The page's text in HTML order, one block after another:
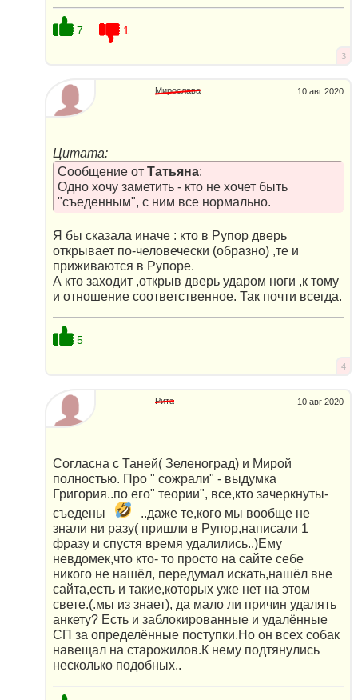
7 1
3
10 авг 2020
Мирослава
Цитата:
Сообщение от Татьяна:
Одно хочу заметить - кто не хочет быть
"съеденным", с ним все нормально.
Я бы сказала иначе : кто в Рупор дверь
открывает по-человечески (образно) ,те и
приживаются в Рупоре.
А кто заходит ,открыв дверь ударом ноги ,к тому
и отношение соответственное. Так почти всегда.
5
4
10 авг 2020
Рита
Согласна с Таней( Зеленоград) и Мирой
полностью. Про " сожрали" - выдумка
Григория..по его" теории", все,кто зачеркнуты-
съедены
..даже те,кого мы вообще не
знали ни разу( пришли в Рупор,написали 1
фразу и спустя время удалились..)Ему
невдомек,что кто- то просто на сайте себе
никого не нашёл, передумал искать,нашёл вне
сайта,есть и такие,которых уже нет на этом
свете.(.мы из знает), да мало ли причин удалять
анкету? Есть и заблокированные и удалённые
СП за определённые поступки.Но он всех собак
навещал на старожилов.К нему подтянулись
несколько подобных..